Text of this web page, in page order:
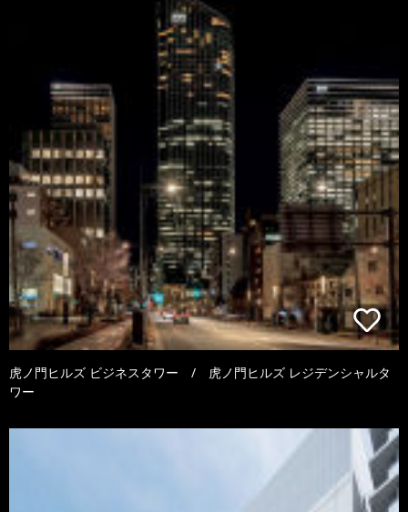
虎ノ門ヒルズ ビジネスタワー / 虎ノ門ヒルズ レジデンシャルタ
ワー